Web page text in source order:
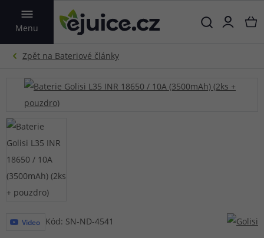
Menu
VYHLEDAT
Video Kód: SN-ND-4541